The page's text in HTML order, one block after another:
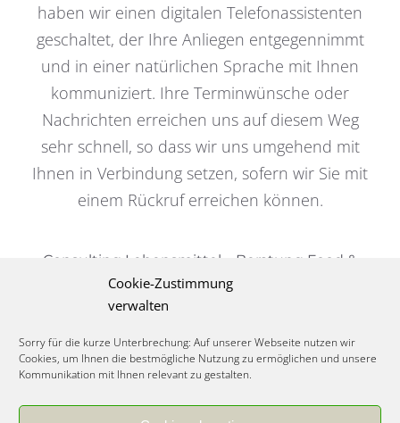
Cookie-Zustimmung
verwalten
Sorry für die kurze Unterbrechung: Auf unserer Webseite nutzen wir
Cookies, um Ihnen die bestmögliche Nutzung zu ermöglichen und unsere
Kommunikation mit Ihnen relevant zu gestalten.
haben wir einen digitalen Telefonassistenten
geschaltet, der Ihre Anliegen entgegennimmt
und in einer natürlichen Sprache mit Ihnen
kommuniziert. Ihre Terminwünsche oder
Nachrichten erreichen uns auf diesem Weg
sehr schnell, so dass wir uns umgehend mit
Ihnen in Verbindung setzen, sofern wir Sie mit
einem Rückruf erreichen können.
Consulting Lebensmittel – Beratung Food &
Beverages